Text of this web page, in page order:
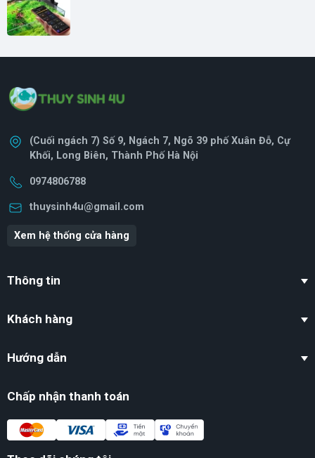
(Cuối ngách 7) Số 9, Ngách 7, Ngõ 39 phố Xuân Đỗ, Cự
Khối, Long Biên, Thành Phố Hà Nội
0974806788
thuysinh4u@gmail.com
Xem hệ thống cửa hàng
Thông tin
Khách hàng
Hướng dẫn
Chấp nhận thanh toán